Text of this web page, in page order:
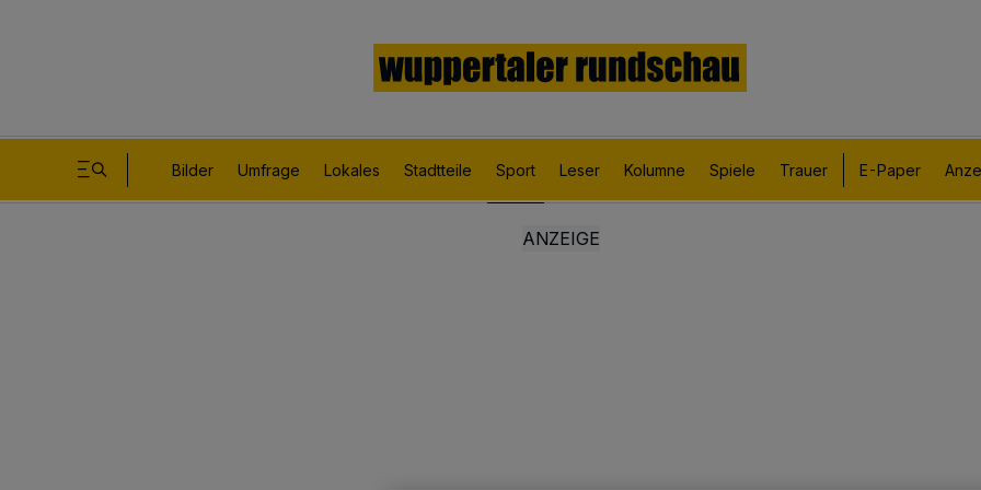
Bilder Umfrage Lokales Stadtteile Sport Leser Kolumne Spiele Trauer E-Paper